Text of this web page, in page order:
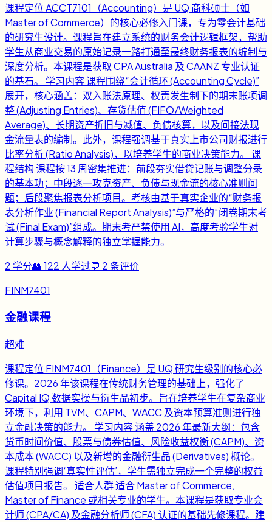
课程定位 ACCT7101（Accounting）是 UQ 商科硕士（如
Master of Commerce）的核心必修入门课，专为零会计基础
的研究生设计。课程旨在建立系统的财务会计逻辑框架，帮助
学生从商业交易的原始记录一路打通至最终财务报表的编制与
深度分析。本课程是获取 CPA Australia 及 CAANZ 专业认证
的基石。 学习内容 课程围绕“会计循环 (Accounting Cycle)”
展开，核心涵盖：双入账法原理、权责发生制下的期末账项调
整 (Adjusting Entries)、存货估值 (FIFO/Weighted
Average)、长期资产折旧与减值、负债核算，以及间接法现
金流量表的编制。此外，课程强调基于真实上市公司财报进行
比率分析 (Ratio Analysis)，以培养学生的商业决策能力。 课
程结构 课程按 13 周密集推进：前段夯实借贷记账与调整分录
的基本功；中段逐一攻克资产、负债与现金流的核心准则问
题；后段聚焦报表分析项目。考核由基于真实企业的“财务报
表分析作业 (Financial Report Analysis)”与严格的“闭卷期末考
试 (Final Exam)”组成。期末考严禁使用 AI，高度考验学生对
计算步骤与概念解释的独立掌握能力。
2 学分👥122 人学过💬 2条评价
FINM7401
金融课程
超难
课程定位 FINM7401（Finance）是 UQ 研究生级别的核心必
修课。2026 年该课程在传统财务管理的基础上，强化了
Capital IQ 数据实操与衍生品初步。旨在培养学生在复杂商业
环境下，利用 TVM、CAPM、WACC 及资本预算准则进行独
立金融决策的能力。 学习内容 涵盖 2026 年最新大纲：包含
货币时间价值、股票与债券估值、风险收益权衡 (CAPM)、资
本成本 (WACC) 以及新增的金融衍生品 (Derivatives) 概论。
课程特别强调‘真实性评估’，学生需独立完成一个完整的权益
估值项目报告。 适合人群 适合 Master of Commerce,
Master of Finance 或相关专业的学生。本课程是获取专业会
计师 (CPA/CA) 及金融分析师 (CFA) 认证的基础先修课程。建